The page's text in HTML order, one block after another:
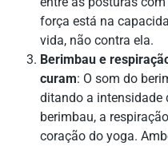
força está na
vida, não contra ela.
Berimbau e
curam: O som do
ditando a intensidade
berimbau, a
coração do yoga.